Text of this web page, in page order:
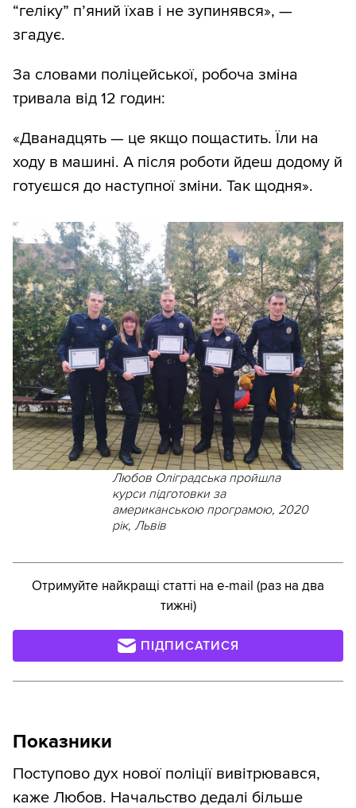
“геліку” п’яний їхав і не зупинявся», —
згадує.
За словами поліцейської, робоча зміна
тривала від 12 годин:
«Дванадцять — це якщо пощастить. Їли на
ходу в машині. А після роботи йдеш додому й
готуєшся до наступної зміни. Так щодня».
Любов Оліградська пройшла
курси підготовки за
американською програмою, 2020
рік, Львів
Отримуйте найкращі статті на e-mail (раз на два
тижні)
ПІДПИСАТИСЯ
Показники
Поступово дух нової поліції вивітрювався,
каже Любов. Начальство дедалі більше